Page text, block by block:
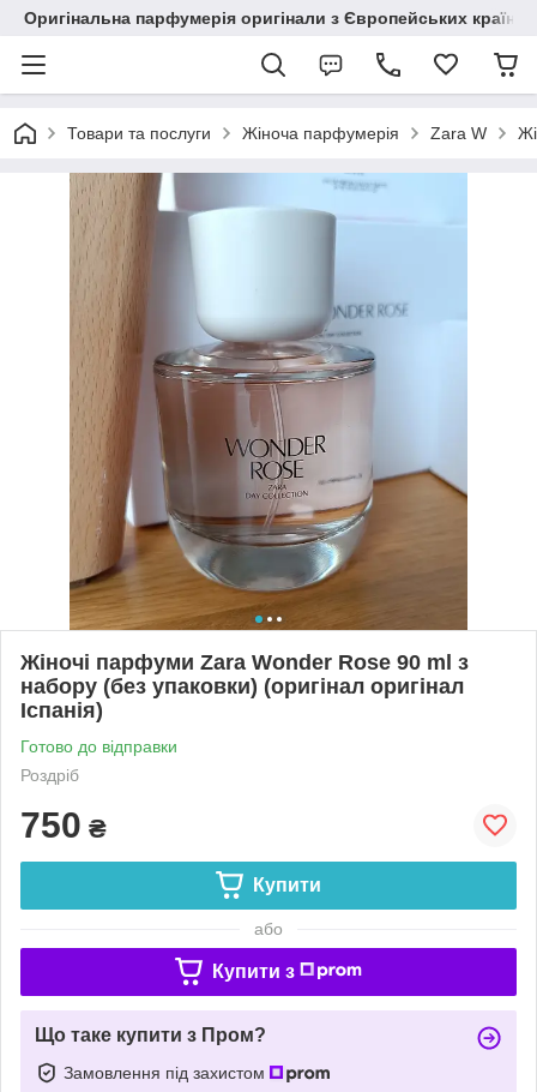
Оригінальна парфумерія оригінали з Європейських країн
Товари та послуги Жіноча парфумерія Zara W
Жіночі парфуми Zara Wonder Rose 90 ml з
набору (без упаковки) (оригінал оригінал
Іспанія)
Готово до відправки
Роздріб
750 ₴
Купити
або
Купити з
Що таке купити з Пром?
Замовлення під захистом